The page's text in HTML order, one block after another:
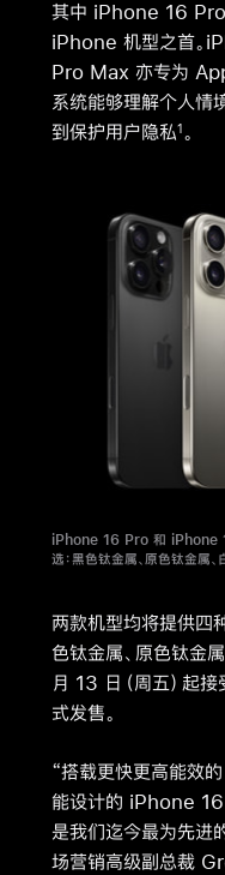
其中 iPhone 16 Pro
iPhone 机型之首。
Pro Max 亦专为
系统能够理解个人情
到保护用户隐私1 。
iPhone 16 Pro 和 iPhone
选：黑色钛金属、原色钛金属、
两款机型均将提供四
色钛金属、原色钛金
月 13 日（周五）起
式发售。
“搭载更快更高能效
能设计的 iPhone
是我们迄今最为先
场营销高级副总裁